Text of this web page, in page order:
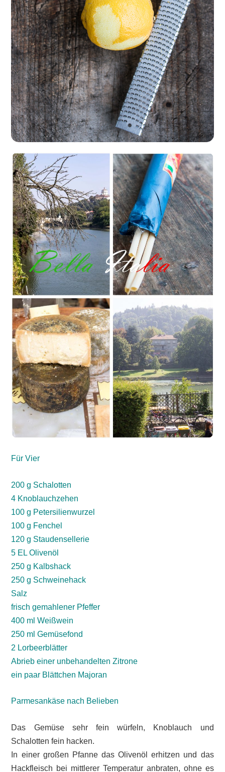
Für Vier
200 g Schalotten
4 Knoblauchzehen
100 g Petersilienwurzel
100 g Fenchel
120 g Staudensellerie
5 EL Olivenöl
250 g Kalbshack
250 g Schweinehack
Salz
frisch gemahlener Pfeffer
400 ml Weißwein
250 ml Gemüsefond
2 Lorbeerblätter
Abrieb einer unbehandelten Zitrone
ein paar Blättchen Majoran
Parmesankäse nach Belieben
Das Gemüse sehr fein würfeln, Knoblauch und
Schalotten fein hacken.
In einer großen Pfanne das Olivenöl erhitzen und das
Hackfleisch bei mittlerer Temperatur anbraten, ohne es